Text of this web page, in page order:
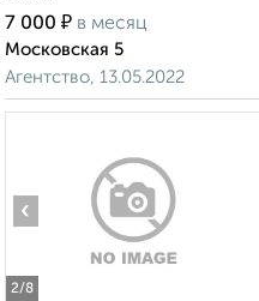
7 000 ₽ в месяц
Московская 5
Агентство, 13.05.2022
2/8
‹